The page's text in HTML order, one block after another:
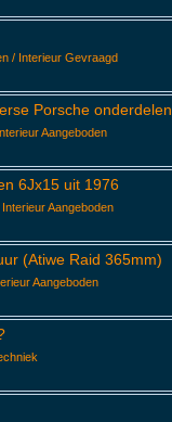
/ Interieur Gevraagd
Porsche onderdelen.
Aangeboden
6Jx15 uit 1976
Aangeboden
(Atiwe Raid 365mm)
Aangeboden